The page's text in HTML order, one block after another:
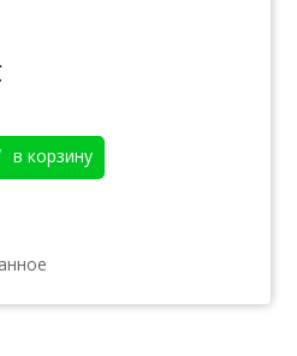
в корзину